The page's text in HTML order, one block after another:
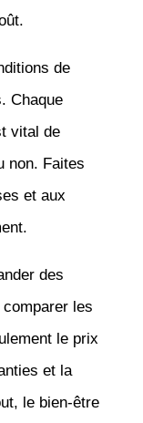
de
Chaque
vital de
non. Faites
et aux
des
les
le prix
et la
le bien-être